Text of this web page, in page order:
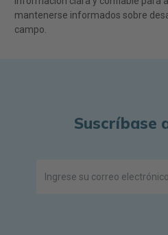
mantenerse informados sobre
campo.
Suscríbase